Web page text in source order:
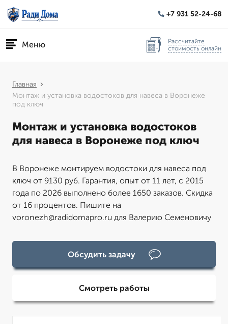
+7 931 52-24-68
Меню
Рассчитайте
стоимость онлайн
Главная
Монтаж и установка водостоков для навеса в Воронеже
под ключ
Монтаж и установка водостоков
для навеса в Воронеже под ключ
В Воронеже монтируем водостоки для навеса под
ключ от 9130 руб. Гарантия, опыт от 11 лет, с 2015
года по 2026 выполнено более 1650 заказов. Скидка
от 16 процентов. Пишите на
voronezh@radidomapro.ru для Валерию Семеновичу
Обсудить задачу
Смотреть работы